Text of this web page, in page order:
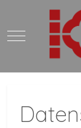
Mobile Menu